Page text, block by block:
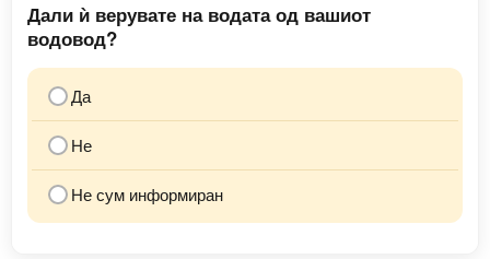
Дали ѝ верувате на водата од вашиот
водовод?
Да
Не
Не сум информиран